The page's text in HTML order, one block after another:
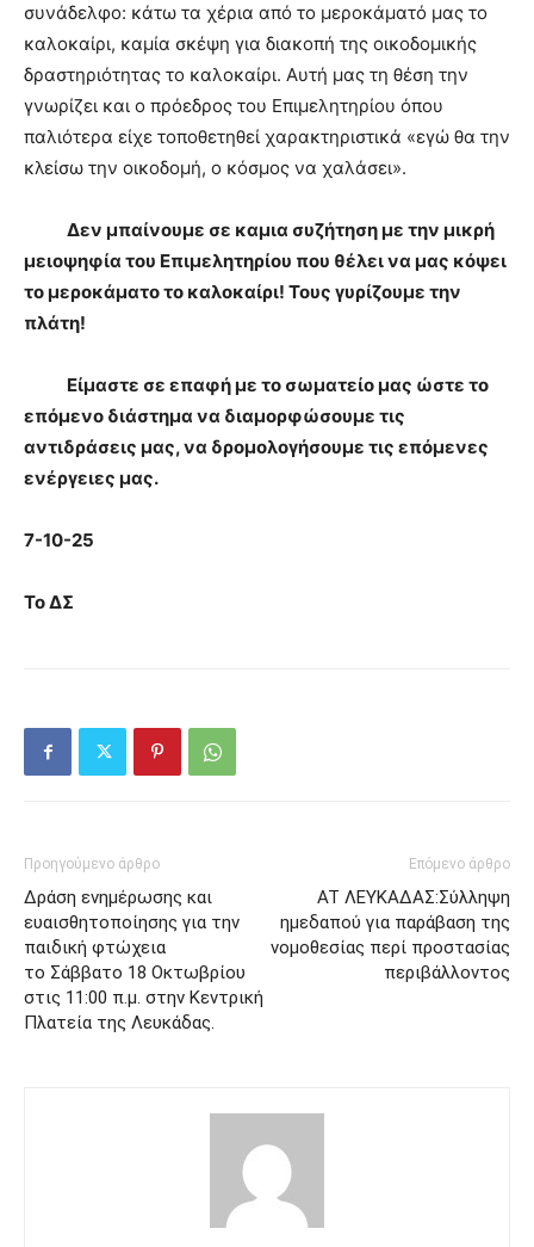
συνάδελφο: κάτω τα χέρια από το μεροκάματό μας το
καλοκαίρι, καμία σκέψη για διακοπή της οικοδομικής
δραστηριότητας το καλοκαίρι. Αυτή μας τη θέση την
γνωρίζει και ο πρόεδρος του Επιμελητηρίου όπου
παλιότερα είχε τοποθετηθεί χαρακτηριστικά «εγώ θα την
κλείσω την οικοδομή, ο κόσμος να χαλάσει».
Δεν μπαίνουμε σε καμια συζήτηση με την μικρή
μειοψηφία του Επιμελητηρίου που θέλει να μας κόψει
το μεροκάματο το καλοκαίρι! Τους γυρίζουμε την
πλάτη!
Είμαστε σε επαφή με το σωματείο μας ώστε το
επόμενο διάστημα να διαμορφώσουμε τις
αντιδράσεις μας, να δρομολογήσουμε τις επόμενες
ενέργειες μας.
7-10-25
Το ΔΣ
Προηγούμενο άρθρο
Δράση ενημέρωσης και
ευαισθητοποίησης για την
παιδική φτώχεια
το Σάββατο 18 Οκτωβρίου
στις 11:00 π.μ. στην Κεντρική
Πλατεία της Λευκάδας.
Επόμενο άρθρο
AT ΛΕΥΚΑΔΑΣ:Σύλληψη
ημεδαπού για παράβαση της
νομοθεσίας περί προστασίας
περιβάλλοντος